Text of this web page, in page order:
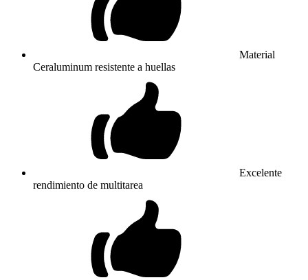
Material
Ceraluminum resistente a huellas
Excelente
rendimiento de multitarea